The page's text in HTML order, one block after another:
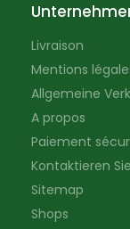
Livraison
Mentions
Allgemeine
A propos
Paiement
Kontaktieren
Sitemap
Shops